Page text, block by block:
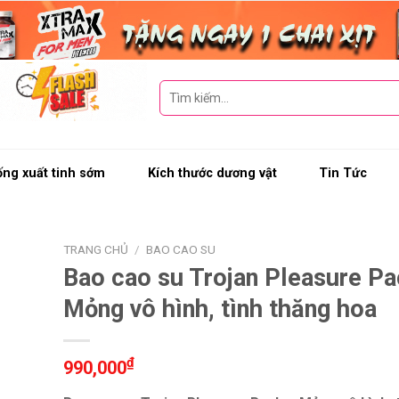
Tìm
kiếm:
xuất tinh sớm Kích thước dương vật Tin Tức
TRANG CHỦ / BAO CAO SU
Bao cao su Trojan Pleasure
Mỏng vô hình, tình thăng hoa
990,000₫